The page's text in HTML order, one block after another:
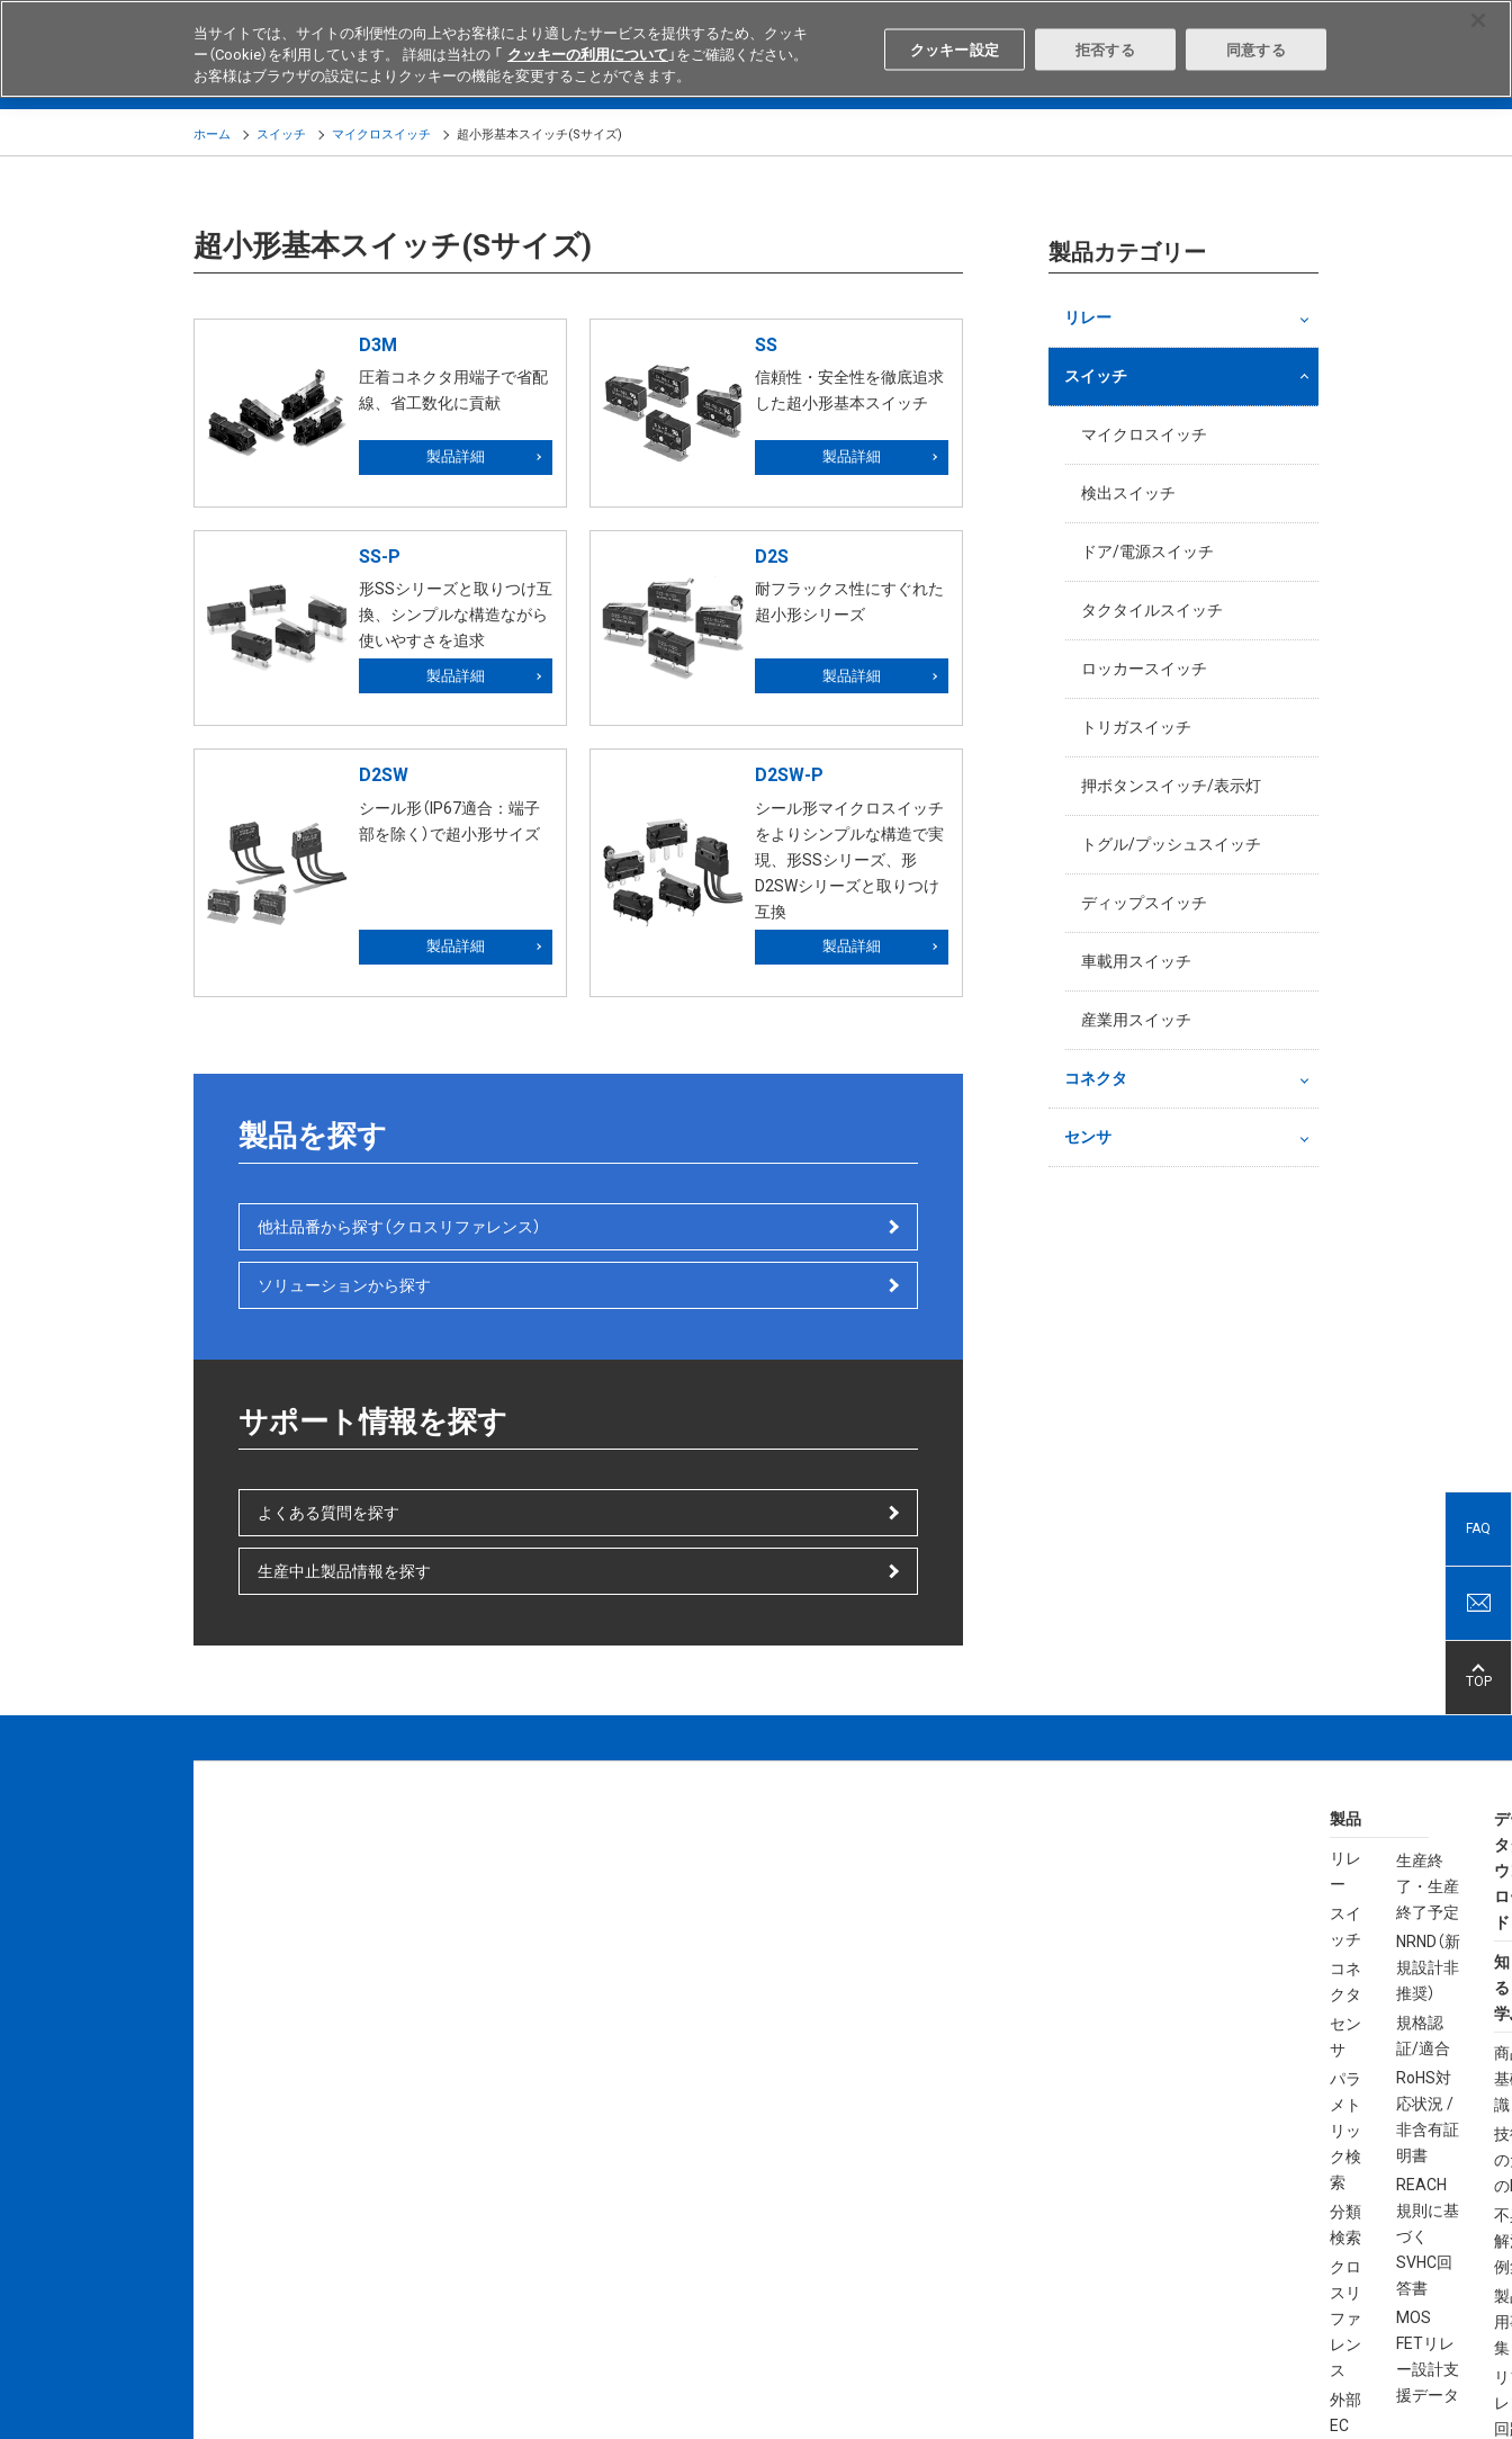
Japan Search
製品 業界・用途別商品 知る・学ぶ テクニカルサポート
ホーム スイッチ マイクロスイッチ 超小形基本スイッチ(Sサイズ)
超小形基本スイッチ(Sサイズ)
D3M
圧着コネクタ用端子で省配
線、省工数化に貢献
製品詳細
SS
信頼性・安全性を徹底追求
した超小形基本スイッチ
製品詳細
SS-P
形SSシリーズと取りつけ互
換、シンプルな構造ながら
使いやすさを追求
製品詳細
D2S
耐フラックス性にすぐれた
超小形シリーズ
製品詳細
D2SW
シール形（IP67適合：端子
部を除く）で超小形サイズ
製品詳細
D2SW-P
シール形マイクロスイッチ
をよりシンプルな構造で実
現、形SSシリーズ、形
D2SWシリーズと取りつけ
互換
製品詳細
製品を探す
他社品番から探す（クロスリファレンス）
ソリューションから探す
サポート情報を探す
よくある質問を探す
生産中止製品情報を探す
製品カテゴリー
リレー
スイッチ
マイクロスイッチ
検出スイッチ
ドア/電源スイッチ
タクタイルスイッチ
ロッカースイッチ
トリガスイッチ
押ボタンスイッチ/表示灯
トグル/プッシュスイッチ
ディップスイッチ
車載用スイッチ
産業用スイッチ
コネクタ
センサ
FAQ
TOP
製品
リレ
ー
スイ
ッチ
コネ
クタ
セン
サ
パラ
メト
リッ
ク検
索
分類
検索
クロ
スリ
ファ
レン
ス
外部
EC
生産終
了・生産
終了予定
NRND（新
規設計非
推奨）
規格認
証/適合
RoHS対
応状況 /
非含有証
明書
REACH
規則に基
づく
SVHC回
答書
MOS
FETリレ
ー設計支
援データ
ド
知
識
の
集
当サイトでは、サイトの利便性の向上やお客様により適したサービスを提供するため、クッキ
ー（Cookie）を利用しています。 詳細は当社の 「 クッキーの利用について 」をご確認ください。
お客様はブラウザの設定によりクッキーの機能を変更することができます。
クッキー設定 拒否する 同意する